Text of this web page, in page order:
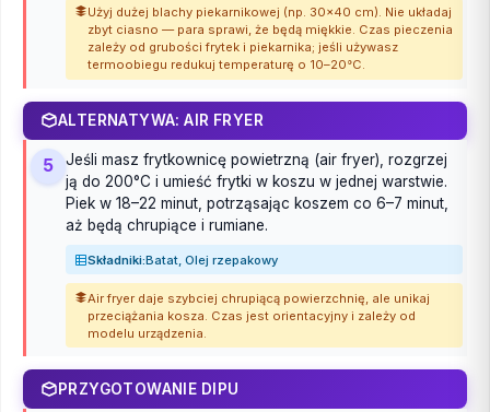
Użyj dużej blachy piekarnikowej (np. 30x40 cm). Nie układaj
zbyt ciasno — para sprawi, że będą miękkie. Czas pieczenia
zależy od grubości frytek i piekarnika; jeśli używasz
termoobiegu redukuj temperaturę o 10–20°C.
ALTERNATYWA: AIR FRYER
5
Jeśli masz frytkownicę powietrzną (air fryer), rozgrzej
ją do 200°C i umieść frytki w koszu w jednej warstwie.
Piek w 18–22 minut, potrząsając koszem co 6–7 minut,
aż będą chrupiące i rumiane.
Składniki:Batat, Olej rzepakowy
Air fryer daje szybciej chrupiącą powierzchnię, ale unikaj
przeciążania kosza. Czas jest orientacyjny i zależy od
modelu urządzenia.
PRZYGOTOWANIE DIPU